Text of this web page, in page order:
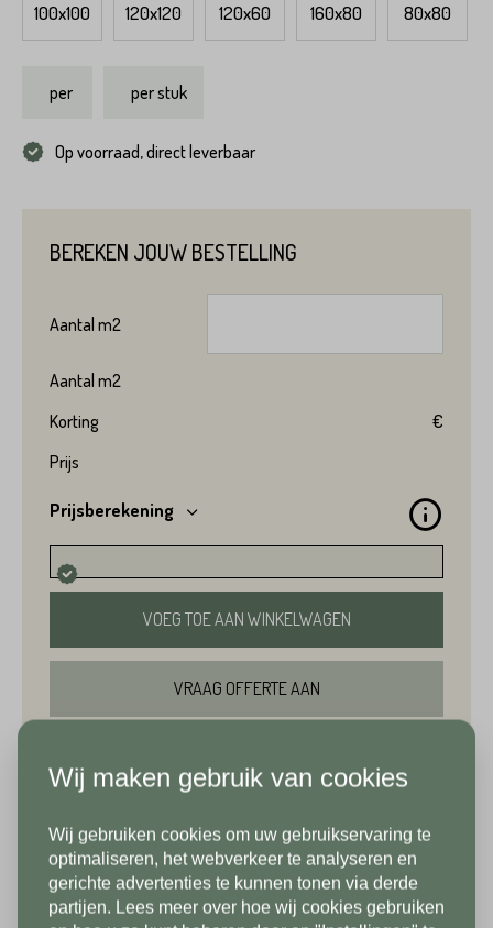
100x100 120x120 120x60 160x80 80x80
per per stuk
Op voorraad, direct leverbaar
BEREKEN JOUW BESTELLING
Aantal m2
Aantal m2
Korting
€
Prijs
Prijsberekening
VOEG TOE AAN WINKELWAGEN
VRAAG OFFERTE AAN
Productinformatie
Voornaam*
Achternaam*
Telefoonnummer*
Telefoonnummer*
Land*
Nederland
Postcode*
In verband met onze
vakantiesluiting zijn wij vanaf 1/8
Wij maken gebruik van cookies
Wij gebruiken cookies om uw gebruikservaring te
optimaliseren, het webverkeer te analyseren en
gerichte advertenties te kunnen tonen via derde
partijen. Lees meer over hoe wij cookies gebruiken